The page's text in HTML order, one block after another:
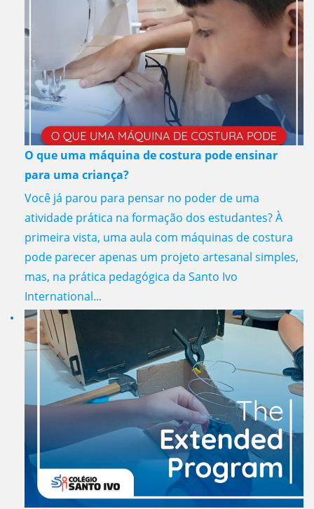
O que uma máquina de costura pode ensinar
para uma criança?
Você já parou para pensar no poder de uma
atividade prática na formação dos estudantes? À
primeira vista, uma aula com máquinas de costura
pode parecer apenas um projeto artesanal simples,
mas, na prática pedagógica da Santo Ivo
International...